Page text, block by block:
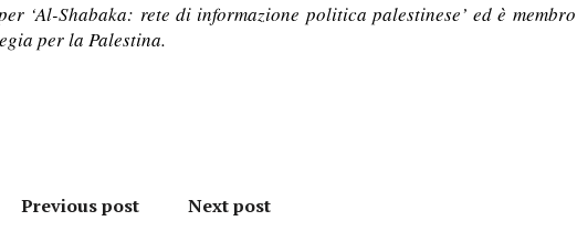
‘Al-Shabaka: rete di informazione politica palestinese’ ed è membro
per la Palestina.
Previous post Next post